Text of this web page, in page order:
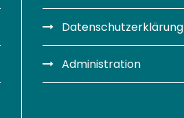
Datenschutzerklärung
Administration